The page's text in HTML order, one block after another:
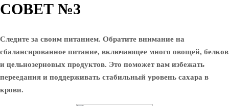
СОВЕТ №3
Следите за своим питанием. Обратите внимание на
сбалансированное питание, включающее много овощей, белков
и цельнозерновых продуктов. Это поможет вам избежать
переедания и поддерживать стабильный уровень сахара в
крови.